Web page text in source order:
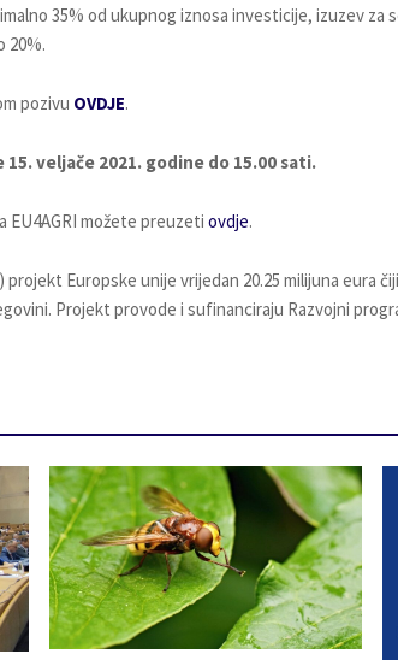
35% od ukupnog iznosa investicije, izuzev za
20%.
pozivu OVDJE.
veljače 2021. godine do 15.00 sati.
EU4AGRI možete preuzeti ovdje.
projekt Europske unije vrijedan 20.25 milijuna eura
Projekt provode i sufinanciraju Razvojni